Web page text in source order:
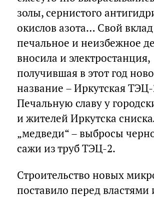
золы, сернистого
окислов азота… Свой вклад
печальное и неизбежное
вносила и электростанция,
получившая в этот год
название – Иркутская
Печальную славу у
и жителей Иркутска
„медведи“ – выбросы
сажи из труб ТЭЦ-2.
Строительство новых
поставило перед властями